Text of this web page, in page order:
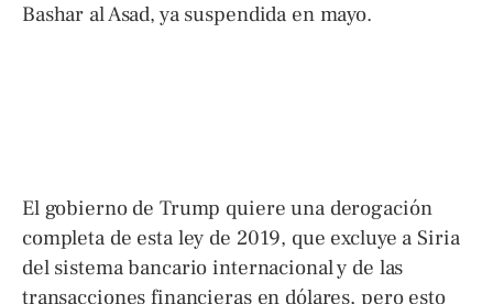
Bashar al Asad, ya suspendida en mayo.
El gobierno de Trump quiere una derogación
completa de esta ley de 2019, que excluye a Siria
del sistema bancario internacional y de las
transacciones financieras en dólares, pero esto